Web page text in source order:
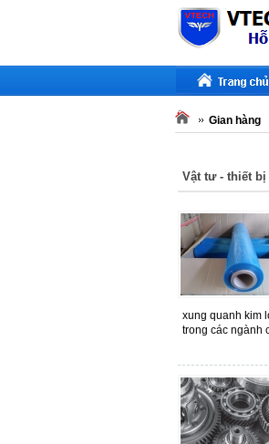
Gian hàng
Vật tư - thiết bị
xung quanh kim
trong các ngành